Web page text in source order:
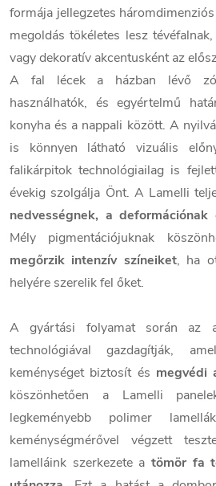
formája jellegzetes
megoldás tökéletes lesz
vagy dekoratív akcentusként az
A fal lécek a házban lévő
használhatók, és egyértelmű
konyha és a nappali között. A
is könnyen látható vizuális
falikárpitok technológiailag is
évekig szolgálja Önt. A Lamelli
nedvességnek, a
Mély pigmentációjuknak
megőrzik intenzív színeiket, ha
helyére szerelik fel őket.
A gyártási folyamat során az
technológiával gazdagítják,
keménységet biztosít és megvédi
köszönhetően a Lamelli
legkeményebb polimer
keménységmérővel végzett
lamelláink szerkezete a tömör fa